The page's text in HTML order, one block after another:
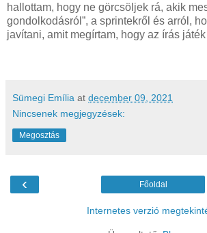
hallottam, hogy ne görcsöljek rá, akik
gondolkodásról”, a sprintekről és arról,
javítani, amit megírtam, hogy az írás játék
Sümegi Emília at december 09, 2021
Nincsenek megjegyzések:
Megosztás
‹ Főoldal
Internetes verzió